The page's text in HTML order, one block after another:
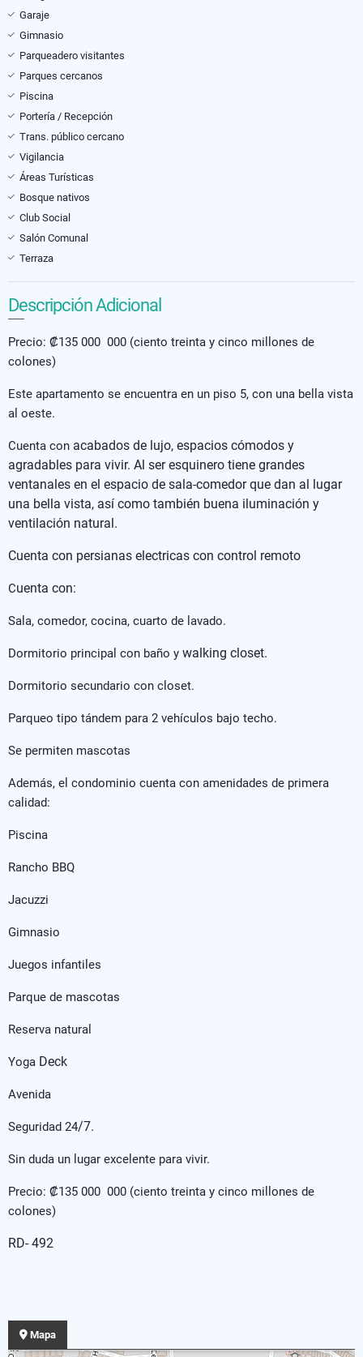
Garaje
Gimnasio
Parqueadero visitantes
Parques cercanos
Piscina
Portería / Recepción
Trans. público cercano
Vigilancia
Áreas Turísticas
Bosque nativos
Club Social
Salón Comunal
Terraza
Descripción Adicional
Precio: ₡135 000 000 (ciento treinta y cinco millones de
colones)
Este apartamento se encuentra en un piso 5, con una bella vista
al oeste.
Cuenta con acabados de lujo, espacios cómodos y
agradables para vivir. Al ser esquinero tiene grandes
ventanales en el espacio de sala-comedor que dan al lugar
una bella vista, así como también buena iluminación y
ventilación natural.
Cuenta con persianas electricas con control remoto
Cuenta con:
Sala, comedor, cocina, cuarto de lavado.
Dormitorio principal con baño y walking closet.
Dormitorio secundario con closet.
Parqueo tipo tándem para 2 vehículos bajo techo.
Se permiten mascotas
Además, el condominio cuenta con amenidades de primera
calidad:
Piscina
Rancho BBQ
Jacuzzi
Gimnasio
Juegos infantiles
Parque de mascotas
Reserva natural
Yoga Deck
Avenida
Seguridad 24/7.
Sin duda un lugar excelente para vivir.
Precio: ₡135 000 000 (ciento treinta y cinco millones de
colones)
RD- 492
Mapa